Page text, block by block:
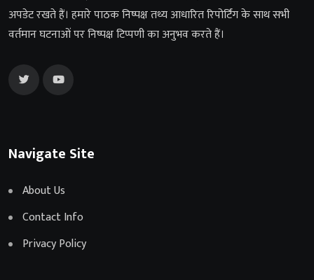
अपडेट रखते हैं। हमारे पाठक निष्पक्ष तथ्य आधारित रिपोर्टिंग के साथ सभी
वर्तमान घटनाओं पर निष्पक्ष टिप्पणी का अनुभव करते हैं।
Navigate Site
About Us
Contact Info
Privacy Policy